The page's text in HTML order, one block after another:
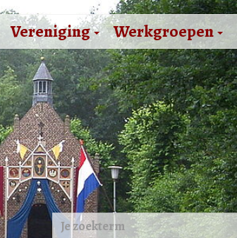
Vereniging Werkgroepen